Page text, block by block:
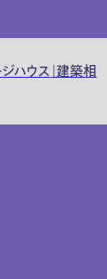
ハウス」建築相